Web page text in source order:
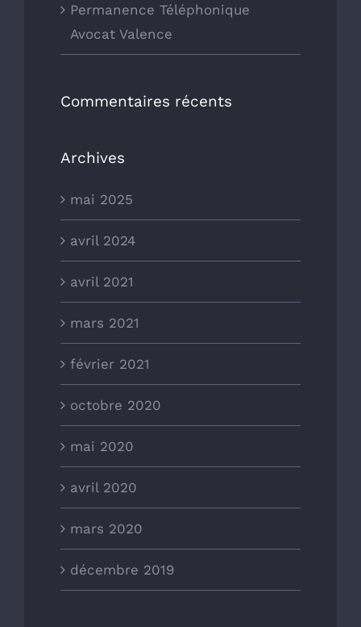
Permanence Téléphonique
Avocat Valence
Commentaires récents
Archives
mai 2025
avril 2024
avril 2021
mars 2021
février 2021
octobre 2020
mai 2020
avril 2020
mars 2020
décembre 2019